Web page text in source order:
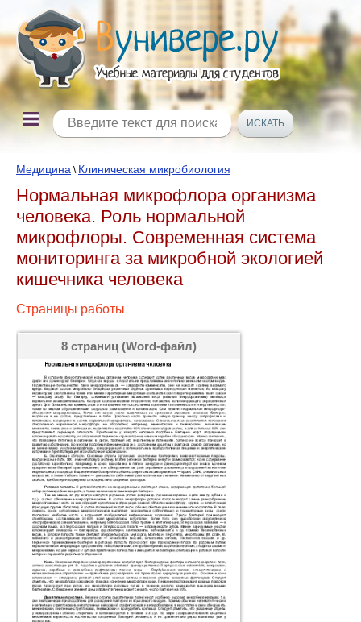
Медицина \ Клиническая микробиология
Нормальная микрофлора организма
человека. Роль нормальной
микрофлоры. Современная система
мониторинга за микробной экологией
кишечника человека
Страницы работы
8 страниц (Word-файл)